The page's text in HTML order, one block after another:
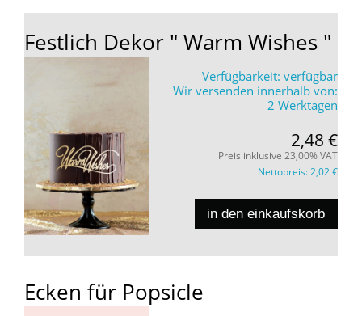
Festlich Dekor " Warm Wishes "
Verfügbarkeit: verfügbar
Wir versenden innerhalb von:
2 Werktagen
2,48 €
Preis inklusive 23,00% VAT
Nettopreis:2,02 €
in den einkaufskorb
Ecken für Popsicle